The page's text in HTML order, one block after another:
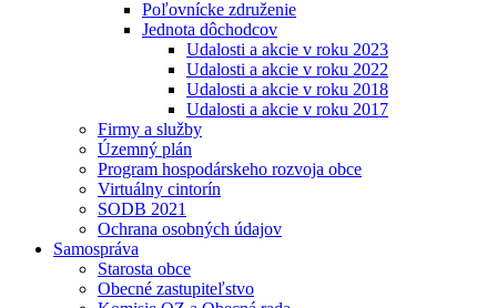
Poľovnícke združenie
Jednota dôchodcov
Udalosti a akcie v roku 2023
Udalosti a akcie v roku 2022
Udalosti a akcie v roku 2018
Udalosti a akcie v roku 2017
Firmy a služby
Územný plán
Program hospodárskeho rozvoja obce
Virtuálny cintorín
SODB 2021
Ochrana osobných údajov
Samospráva
Starosta obce
Obecné zastupiteľstvo